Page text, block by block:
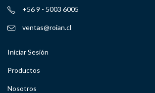
+56 9 - 5003 6005
ventas@roian.cl
Iniciar Sesión
Productos
Nosotros